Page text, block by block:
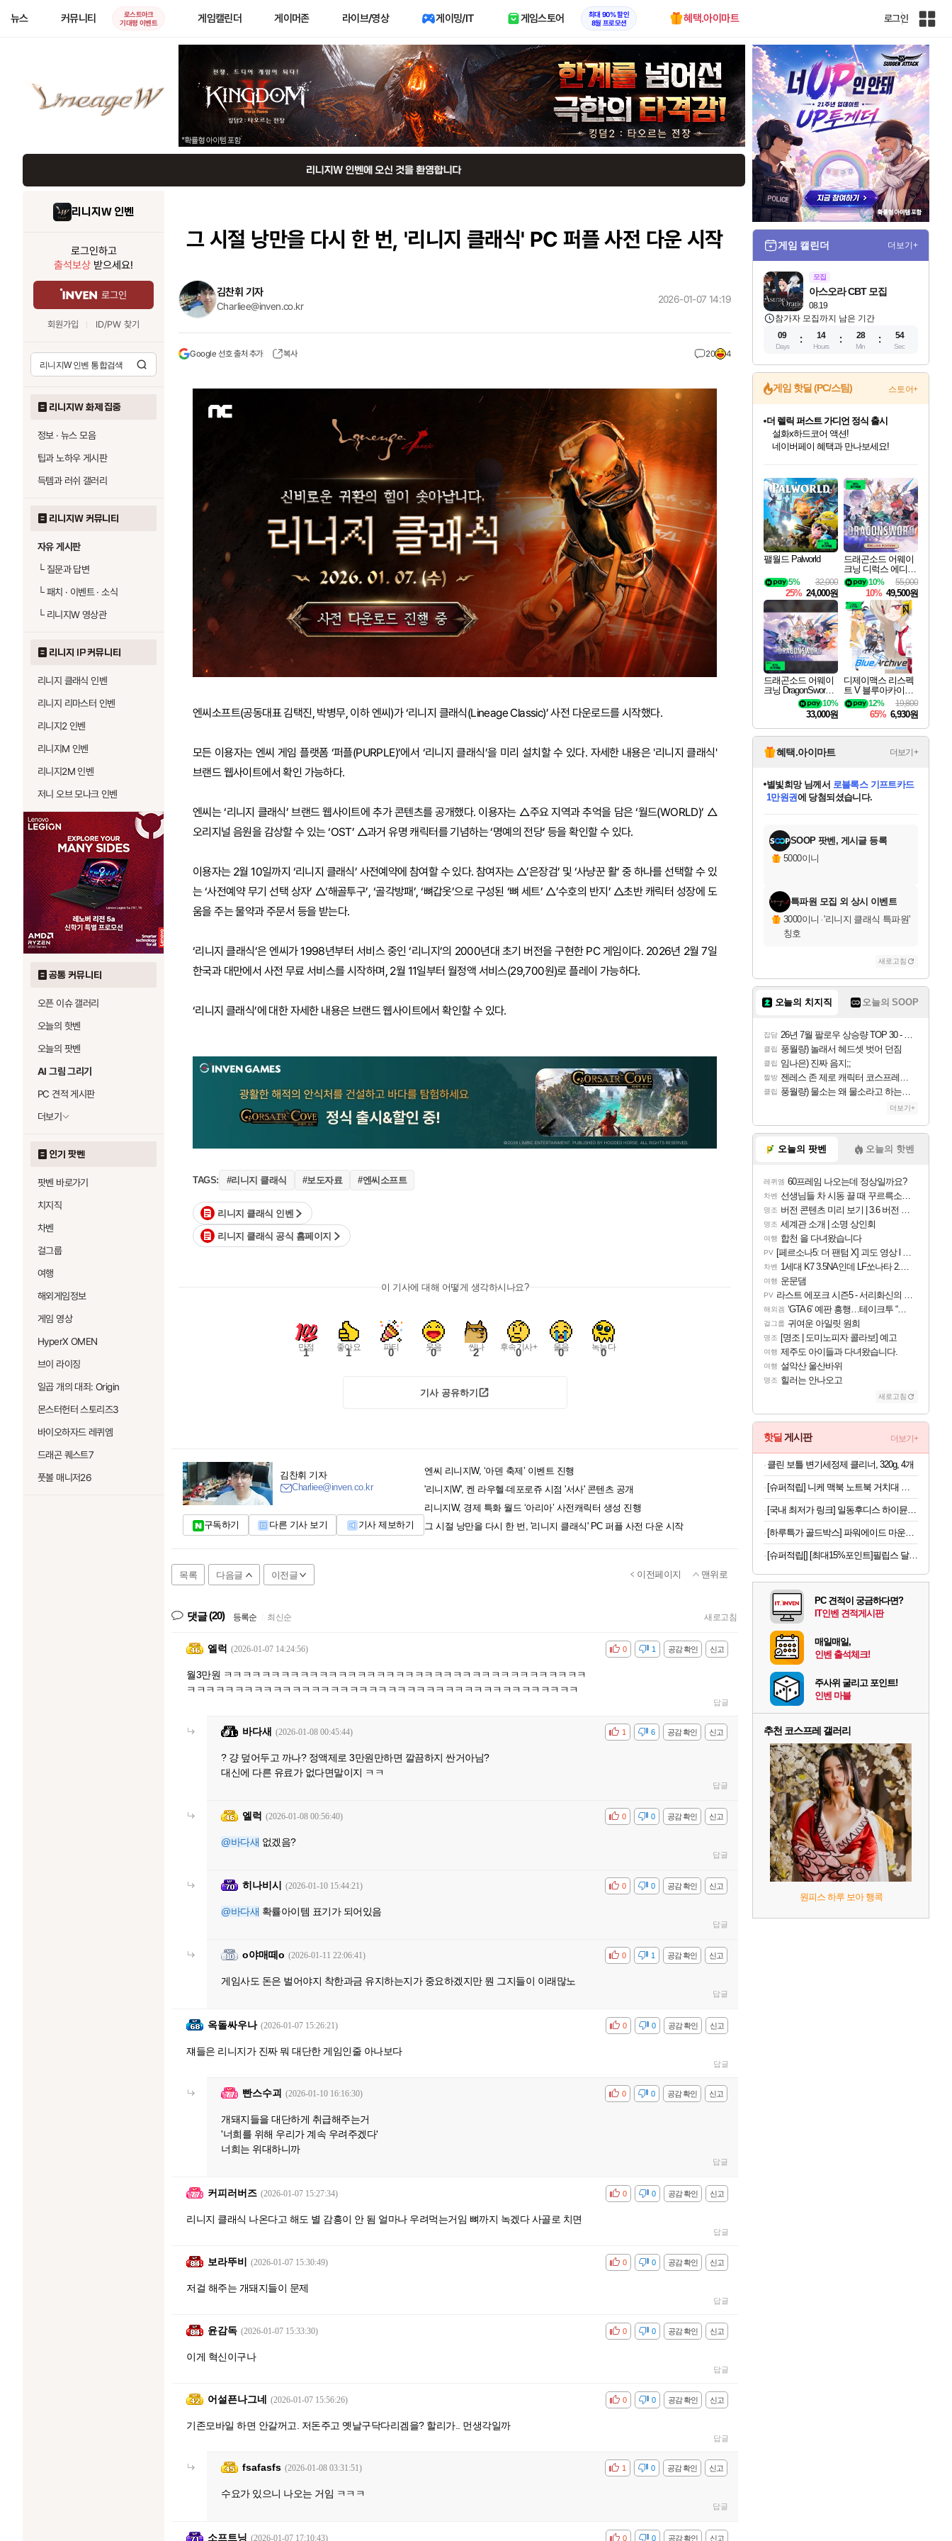
뉴스 커뮤니티
로스트아크
기대평 이벤트
게임캘린더 게이머존 라이브/영상 게이밍/IT 게임스토어
최대 90% 할인
8월 프로모션
혜택.아이마트 로그인
인
전
사
이
트
리니지W 인벤
로그인하고
출석보상 받으세요!
로그인
회원가입 ID/PW 찾기
리니지W 화제 집중
정보 · 뉴스 모음
팁과 노하우 게시판
득템과 러쉬 갤러리
리니지W 커뮤니티
자유 게시판
└질문과 답변
└패치 · 이벤트 · 소식
└리니지W 영상관
리니지 IP 커뮤니티
리니지 클래식 인벤
리니지 리마스터 인벤
리니지2 인벤
리니지M 인벤
리니지2M 인벤
저니 오브 모나크 인벤
공통 커뮤니티
오픈 이슈 갤러리
오늘의 핫벤
오늘의 팟벤
AI 그림 그리기
PC 견적 게시판
더보기
인기 팟벤
팟벤 바로가기
치지직
차벤
걸그룹
여행
해외게임정보
게임 영상
HyperX OMEN
브이 라이징
일곱 개의 대죄: Origin
몬스터헌터 스토리즈3
바이오하자드 레퀴엠
드래곤 퀘스트7
풋볼 매니저26
그 시절 낭만을 다시 한 번, '리니지 클래식' PC 퍼플 사전 다운 시작
김찬휘 기자
Charliee@inven.co.kr
Google 선호 출처 추가 복사 20 4
2026-01-07 14:19
엔씨소프트(공동대표 김택진, 박병무, 이하 엔씨)가 ‘리니지 클래식(Lineage Classic)’ 사전 다운로드를 시작했다.
모든 이용자는 엔씨 게임 플랫폼 ‘퍼플(PURPLE)’에서 ‘리니지 클래식’을 미리 설치할 수 있다. 자세한 내용은 '리니지 클래식'
브랜드 웹사이트에서 확인 가능하다.
엔씨는 ‘리니지 클래식’ 브랜드 웹사이트에 추가 콘텐츠를 공개했다. 이용자는 △주요 지역과 추억을 담은 ‘월드(WORLD)’ △
오리지널 음원을 감상할 수 있는 ‘OST’ △과거 유명 캐릭터를 기념하는 ‘명예의 전당’ 등을 확인할 수 있다.
이용자는 2월 10일까지 ‘리니지 클래식’ 사전예약에 참여할 수 있다. 참여자는 △’은장검’ 및 ‘사냥꾼 활’ 중 하나를 선택할 수 있
는 ‘사전예약 무기 선택 상자’ △‘해골투구’, ‘골각방패’, ‘뼈갑옷’으로 구성된 ‘뼈 세트’ △’수호의 반지’ △초반 캐릭터 성장에 도
움을 주는 물약과 주문서 등을 받는다.
‘리니지 클래식’은 엔씨가 1998년부터 서비스 중인 ‘리니지’의 2000년대 초기 버전을 구현한 PC 게임이다. 2026년 2월 7일
한국과 대만에서 사전 무료 서비스를 시작하며, 2월 11일부터 월정액 서비스(29,700원)로 플레이 가능하다.
‘리니지 클래식’에 대한 자세한 내용은 브랜드 웹사이트에서 확인할 수 있다.
TAGS: #리니지 클래식 #보도자료 #엔씨소프트
리니지 클래식 인벤
리니지 클래식 공식 홈페이지
이 기사에 대해 어떻게 생각하시나요?
만점
1 좋아요
1 파티
0 웃음
0 씬나
2 후속기사+
0 울음
0 녹는다
0
기사 공유하기
김찬휘 기자
Charliee@inven.co.kr
구독하기 다른 기사 보기 기사 제보하기
엔씨 리니지W, ‘아덴 축제’ 이벤트 진행
'리니지W', 켄 라우헬·데포로쥬 시점 '서사' 콘텐츠 공개
리니지W, 경제 특화 월드 ‘아리아’ 사전캐릭터 생성 진행
그 시절 낭만을 다시 한 번, '리니지 클래식' PC 퍼플 사전 다운 시작
목록 다음글 이전글 이전페이지 맨위로
댓글(20) 등록순 최신순 새로고침
엘럭 (2026-01-07 14:24:56) 신고
공감 확인
비공감 1
0
월3만원 ㅋㅋㅋㅋㅋㅋㅋㅋㅋㅋㅋㅋㅋㅋㅋㅋㅋㅋㅋㅋㅋㅋㅋㅋㅋㅋㅋㅋㅋㅋㅋㅋㅋㅋㅋㅋㅋㅋ
ㅋㅋㅋㅋㅋㅋㅋㅋㅋㅋㅋㅋㅋㅋㅋㅋㅋㅋㅋㅋㅋㅋㅋㅋㅋㅋㅋㅋㅋㅋㅋㅋㅋㅋㅋㅋㅋㅋㅋㅋㅋ
답글
바다새 (2026-01-08 00:45:44) 신고
공감 확인
비공감 6
1
? 걍 덮어두고 까나? 정액제로 3만원만하면 깔끔하지 싼거아님?
대신에 다른 유료가 없다면말이지 ㅋㅋ
답글
엘럭 (2026-01-08 00:56:40) 신고
공감 확인
비공감 0
0
@바다새 없겠음?
답글
히나비시 (2026-01-10 15:44:21) 신고
공감 확인
비공감 0
0
@바다새 확률아이템 표기가 되어있음
답글
o야매떼o (2026-01-11 22:06:41) 신고
공감 확인
비공감 1
0
게임사도 돈은 벌어야지 착한과금 유지하는지가 중요하겠지만 뭔 그지들이 이래많노
답글
옥돌싸우나 (2026-01-07 15:26:21) 신고
공감 확인
비공감 0
0
쟤들은 리니지가 진짜 뭐 대단한 게임인줄 아나보다
답글
빤스수괴 (2026-01-10 16:16:30) 신고
공감 확인
비공감 0
0
개돼지들을 대단하게 취급해주는거
'너희를 위해 우리가 계속 우려주겠다'
너희는 위대하니까
답글
커피러버즈 (2026-01-07 15:27:34) 신고
공감 확인
비공감 0
0
리니지 클래식 나온다고 해도 별 감흥이 안 됨 얼마나 우려먹는거임 뼈까지 녹겠다 사골로 치면
답글
보라뚜비 (2026-01-07 15:30:49) 신고
공감 확인
비공감 0
0
저걸 해주는 개돼지들이 문제
답글
윤감독 (2026-01-07 15:33:30) 신고
공감 확인
비공감 0
0
이게 혁신이구나
답글
어설픈나그네 (2026-01-07 15:56:26) 신고
공감 확인
비공감 0
0
기존모바일 하면 안갈꺼고. 저돈주고 옛날구닥다리겜을? 할리가.. 먼생각일까
답글
fsafasfs (2026-01-08 03:31:51) 신고
공감 확인
비공감 0
1
수요가 있으니 나오는 거임 ㅋㅋㅋ
답글
소프트닝 (2026-01-07 17:10:43) 신고
공감 확인
비공감 0
0
게임 캘린더 더보기+
모집
08.19
아스오라 CBT 모집
참가자 모집까지 남은 기간
09
Days
14
Hours
28
Min
53
Sec
게임 핫딜 (PC/스팀) 스토어+
최대 90% 할인가를 만나보세요!
네이버혜택과 함께 만나보세요!
50%할인&추가 적립까지!
네이버 포인트 혜택까지!
이니&베니 혜택까지!
네이버 혜택가와 함께 예약하세요!
할인&네이버혜택으로 만나보세요!
더 렐릭 퍼스트 가디언 정식 출시
설화x하드코어 액션!
네이버페이 혜택과 만나보세요!
베데스다 40주년 기념 할인 중!
베데스다의 명작들을
40주년 프로모션으로 만나보세요!
할인가에 만나보세요!
일부 에디션 상시 할인!
혜택으로 예약 판매 중
편안하게 충전하세요
팰월드 Palworld
32,000
5%
25% 24,000원
드래곤소드 어웨이
크닝 디럭스 에디션
DragonSword Awake
ning Deluxe Edition
55,000
10%
10% 49,500원
드래곤소드 어웨이
크닝 DragonSword A
10%
33,000원
디제이맥스 리스펙
트 V 블루아카이브
팩 DJMAX RESPE
CT V Blue Archive P
ack DLC
19,800
12%
65% 6,930원
혜택.아이마트 더보기+
교환.
당첨되셨습니다.
당첨되셨습니다.
당첨되셨습니다.
별빛희망님께서 로블록스 기프트카드
1만원권에 당첨되셨습니다.
당첨되셨습니다.
당첨되셨습니다.
당첨되셨습니다.
당첨되셨습니다.
에디션 (스팀코드) 를 교환.
당첨되셨습니다.
SOOP 팟벤, 게시글 등록
5000이니
특파원 모집 외 상시 이벤트
3000이니 ·'리니지 클래식 특파원'
칭호
새로고침
오늘의 치지직 오늘의 SOOP
잡담 26년 7월 팔로우 상승량 TOP 30 - 월간 치지직
클립 풍월량) 놀래서 헤드셋 벗어 던짐
클립 임나은) 진짜 음지;;
짤방 젠레스 존 제로 캐릭터 코스프레한 꽁주
클립 풍월량) 물소는 왜 물소라고 하는거야? 아! 그만 ㅋㅋ 알았어 ㅋㅋ
더보기+
오늘의 팟벤 오늘의 핫벤
레퀴엠 60프레임 나오는데 정상일까요?
차벤 선생님들 차 시동 끌 때 꾸르륵소리나는데
명조 버전 콘텐츠 미리 보기 | 3.6 버전 「신기루 속 등불 그림자, 속세에 깃든 검의 결심」이 8월 20일에 업데이트됩니다!
명조 세계관 소개 | 소명 상인회
여행 합천 을 다녀왔습니다
PV [페르소나5: 더 팬텀 X] 괴도 영상 l 타카마키 안·댄싱 스타
차벤 1세대 K7 3.5NA인데 LF쏘나타 2.0NA 기변하면 유류비 절약이 얼마나 될까요..?
여행 운문댐
PV 라스트 에포크 시즌5 - 서리화신의 분노 티저
해외겜 ‘GTA 6’ 예판 흥행…테이크투 “내부 예상 크게 넘어”
걸그룹 귀여운 아일릿 원희
명조 [명조 | 도미노피자 콜라보] 예고
여행 제주도 아이들과 다녀왔습니다.
여행 설악산 울산바위
명조 힐러는 안나오고
새로고침
핫딜 게시판 더보기+
클린 보틀 변기세정제 클리너, 320g, 4개
[슈퍼적립[] [최대15%포인트]필립스 달걀 계란찜기 반숙 계란삶는기계 에그쿠커 멀티쿠커 호빵 고구마찜기 3000시리즈 HD9137/90
PC 견적이 궁금하다면?
IT인벤 견적게시판
매일매일,
인벤 출석체크!
주사위 굴리고 포인트!
인벤 마블
추천 코스프레 갤러리
원피스 하루 보아 행콕